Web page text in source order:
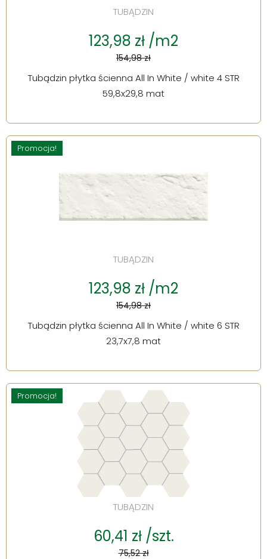
TUBĄDZIN
123,98 zł /m2
154,98 zł
Tubądzin płytka ścienna All In White / white 4 STR
59,8x29,8 mat
Promocja!
TUBĄDZIN
123,98 zł /m2
154,98 zł
Tubądzin płytka ścienna All In White / white 6 STR
23,7x7,8 mat
Promocja!
TUBĄDZIN
60,41 zł /szt.
75,52 zł